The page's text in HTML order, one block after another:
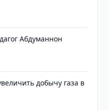
Абдуманнон
добычу газа в